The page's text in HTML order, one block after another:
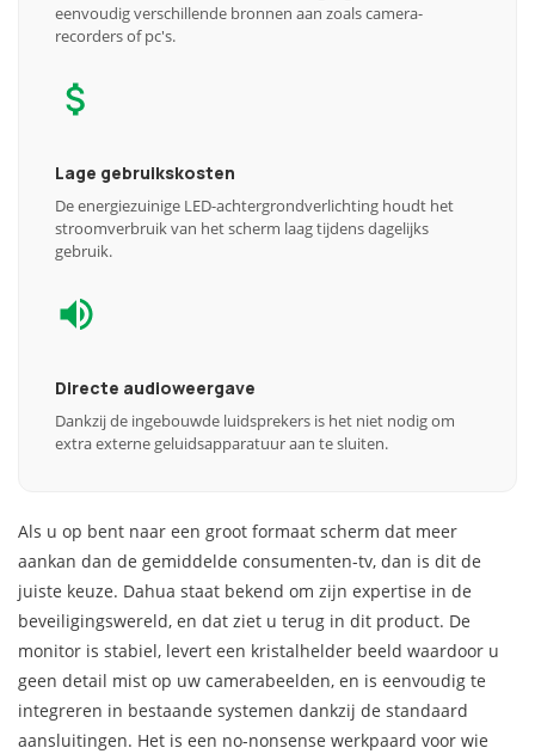
eenvoudig verschillende bronnen aan zoals camera-
recorders of pc's.
Lage gebruikskosten
De energiezuinige LED-achtergrondverlichting houdt het
stroomverbruik van het scherm laag tijdens dagelijks
gebruik.
Directe audioweergave
Dankzij de ingebouwde luidsprekers is het niet nodig om
extra externe geluidsapparatuur aan te sluiten.
Als u op bent naar een groot formaat scherm dat meer
aankan dan de gemiddelde consumenten-tv, dan is dit de
juiste keuze. Dahua staat bekend om zijn expertise in de
beveiligingswereld, en dat ziet u terug in dit product. De
monitor is stabiel, levert een kristalhelder beeld waardoor u
geen detail mist op uw camerabeelden, en is eenvoudig te
integreren in bestaande systemen dankzij de standaard
aansluitingen. Het is een no-nonsense werkpaard voor wie